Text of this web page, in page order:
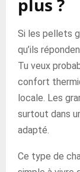
plus ?
Si les pellets
qu’ils
Tu veux
confort
locale. Les
surtout dans
adapté.
Ce type de